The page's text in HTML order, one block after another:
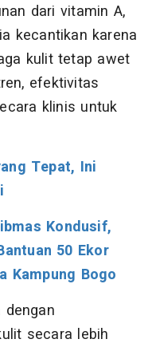
dari vitamin A,
kecantikan karena
kulit tetap awet
efektivitas
klinis untuk
Tepat, Ini
Kondusif,
50 Ekor
Kampung Bogo
secara lebih